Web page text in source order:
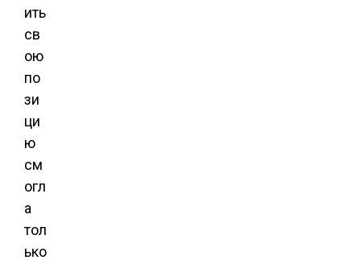
ить
св
ою
по
зи
ци
ю
см
огл
а
тол
ько